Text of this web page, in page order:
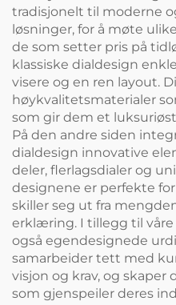
tradisjonelt til moderne
løsninger, for å møte
de som setter pris på
klassiske dialdesign
visere og en ren layout.
høykvalitetsmaterialer
som gir dem et
På den andre siden
dialdesign innovative
deler, flerlagsdialer og
designene er perfekte
skiller seg ut fra
erklæring. I tillegg til
også egendesignede
samarbeider tett med
visjon og krav, og
som gjenspeiler deres